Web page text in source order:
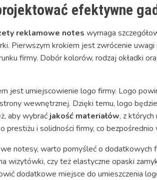
efektywne
reklamowe notes wymaga
Pierwszym krokiem jest zwrócenie
firmy. Dobór kolorów, rodzaj okładki
jest umiejscowienie logo firmy. Logo
wewnętrznej. Dzięki temu, logo
aby wybrać jakość materiałów, z
prestiżu i solidności firmy, co
notesy, warto pomyśleć o dodatkowych
wizytówki, czy też elastyczne opaski
dodatkowe miejsce do umieszczenia